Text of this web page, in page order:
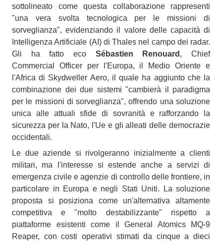
sottolineato come questa collaborazione rappresenti
"una vera svolta tecnologica per le missioni di
sorveglianza", evidenziando il valore delle capacità di
Intelligenza Artificiale (AI) di Thales nel campo dei radar.
Gli ha fatto eco Sébastien Renouard , Chief
Commercial Officer per l'Europa, il Medio Oriente e
l'Africa di Skydweller Aero, il quale ha aggiunto che la
combinazione dei due sistemi "cambierà il paradigma
per le missioni di sorveglianza", offrendo una soluzione
unica alle attuali sfide di sovranità e rafforzando la
sicurezza per la Nato, l'Ue e gli alleati delle democrazie
occidentali.
Le due aziende si rivolgeranno inizialmente a clienti
militari, ma l'interesse si estende anche a servizi di
emergenza civile e agenzie di controllo delle frontiere, in
particolare in Europa e negli Stati Uniti. La soluzione
proposta si posiziona come un'alternativa altamente
competitiva e "molto destabilizzante" rispetto a
piattaforme esistenti come il General Atomics MQ-9
Reaper, con costi operativi stimati da cinque a dieci